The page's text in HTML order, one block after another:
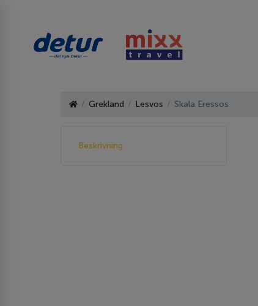
Grekland Lesvos Skala Eressos
Beskrivning